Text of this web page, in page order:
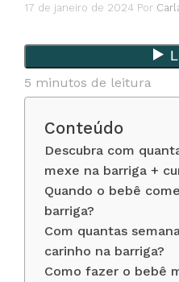
17 de janeiro de 2024 Por
5 minutos de leitura
Conteúdo
Descubra com
mexe na barriga +
Quando o bebê
barriga?
Com quantas
carinho na barriga?
Como fazer o bebê